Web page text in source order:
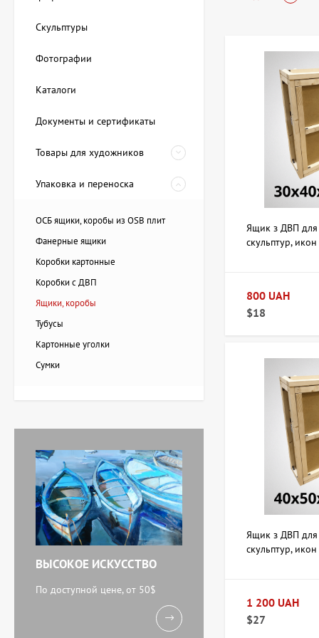
задачи. В продаже
деревянные
коробы с
компактные
Материалы
удобнее для
больших наборов.
Как
остановиться на
несколькими
Обратите
Для покупки
подобрать
Есть
Ящик з ДВП для
скульптур,
800 UAH
$18
Ящик з ДВП для
скульптур,
1 200 UAH
$27
Скульптуры
Фотографии
Каталоги
Документы и сертификаты
Товары для художников
Упаковка и переноска
ОСБ ящики, коробы из OSB плит
Фанерные ящики
Коробки картонные
Коробки с ДВП
Ящики, коробы
Тубусы
Картонные уголки
Сумки
ВЫСОКОЕ ИСКУССТВО
По доступной цене, от 50$
20 228 UAH
11 238 UAH
Картина Абстракция
триптих, художник Бурда
Ярослав
71 920 UAH
художник Кокин Михаил